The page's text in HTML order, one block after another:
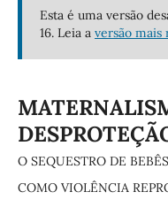
Esta é uma versão
16. Leia a versão mais
O SEQUESTRO DE
COMO VIOLÊNCIA